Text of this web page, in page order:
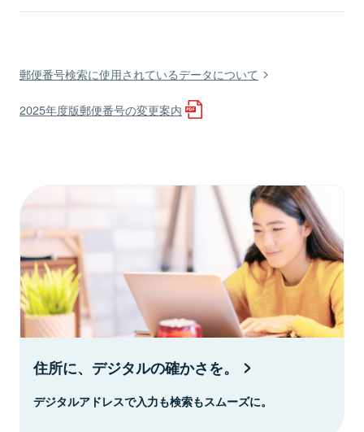
郵便番号検索に使用されているデータについて
2025年度版郵便番号の変更案内
住所に、デジタルの確かさを。
デジタルアドレスで入力も検索もスムーズに。